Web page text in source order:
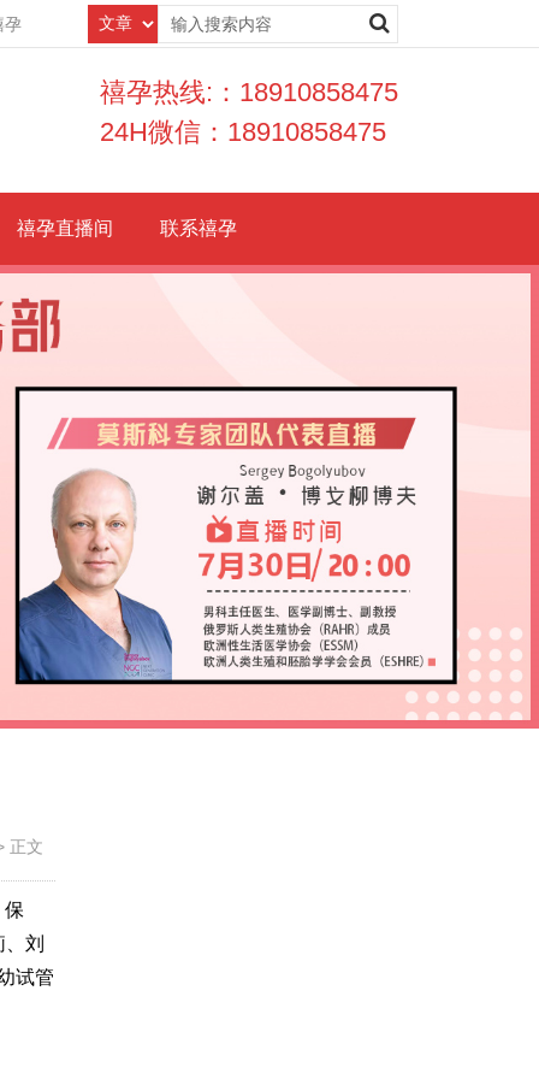
孕
禧孕热线:：18910858475
24H微信：18910858475
禧孕直播间 联系禧孕
正文
保
刘
试管